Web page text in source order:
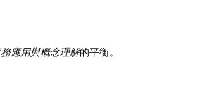
應用與概念理解的平衡。